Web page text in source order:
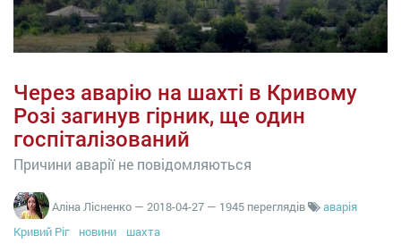
Через аварію на шахті в Кривому
Розі загинув гірник, ще один
госпіталізований
Причини аварії не повідомляються
Аліна Лісненко — 2018-04-27 — 1945 переглядів
аварія
Кривий Ріг
новини шахта